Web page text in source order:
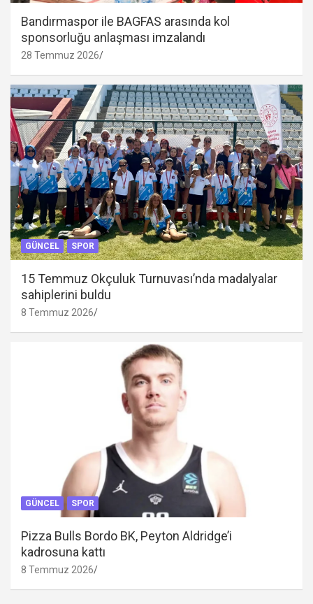
Bandırmaspor ile BAGFAS arasında kol
sponsorluğu anlaşması imzalandı
28 Temmuz 2026
GÜNCEL SPOR
15 Temmuz Okçuluk Turnuvası’nda madalyalar
sahiplerini buldu
8 Temmuz 2026
GÜNCEL SPOR
Pizza Bulls Bordo BK, Peyton Aldridge’i
kadrosuna kattı
8 Temmuz 2026